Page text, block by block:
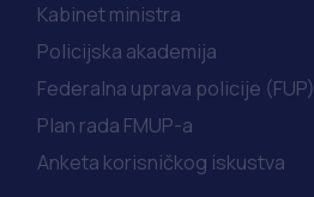
Kabinet ministra
Policijska akademija
Federalna uprava policije (FUP)
Plan rada FMUP-a
Anketa korisničkog iskustva